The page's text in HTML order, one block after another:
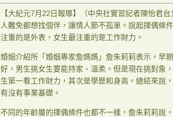
【大紀元7月22日報導】（中央社實習記者陳怡君
人難免都想找個伴，讓情人節不孤單。說起擇偶條
注重的是外表，女生最注重的是工作財力。
婚姻介紹所「婚姻專家詹媽媽」詹朱莉莉表示，早
好，男生挑女生要能持家、溫柔。但是現在挑對象
生第一看工作財力，其次是學歷和身高。總結來說
有沒有事業基礎。
不同的年齡層的擇偶條件也都不一樣，詹朱莉莉說